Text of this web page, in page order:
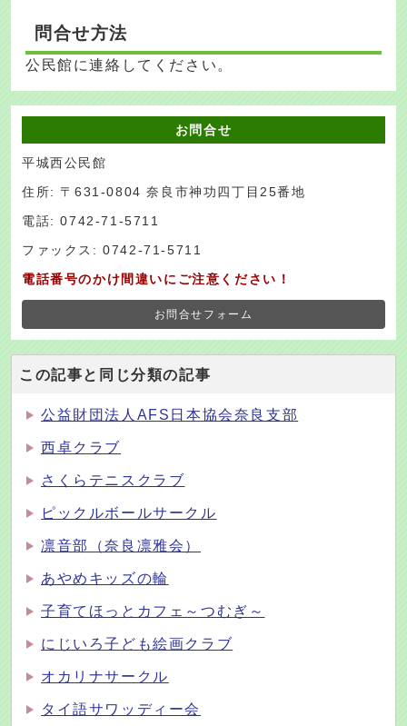
問合せ方法
公民館に連絡してください。
お問合せ
平城西公民館
住所: 〒631-0804 奈良市神功四丁目25番地
電話: 0742-71-5711
ファックス: 0742-71-5711
電話番号のかけ間違いにご注意ください！
お問合せフォーム
この記事と同じ分類の記事
公益財団法人AFS日本協会奈良支部
西卓クラブ
さくらテニスクラブ
ピックルボールサークル
凛音部（奈良凛雅会）
あやめキッズの輪
子育てほっとカフェ～つむぎ～
にじいろ子ども絵画クラブ
オカリナサークル
タイ語サワッディー会